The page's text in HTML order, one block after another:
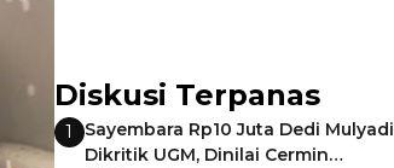
Diskusi Terpanas
1
Sayembara Rp10 Juta Dedi Mulyadi
Dikritik UGM, Dinilai Cermin